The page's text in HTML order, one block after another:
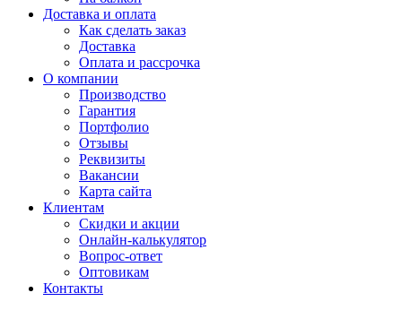
Доставка и оплата
Как сделать заказ
Доставка
Оплата и рассрочка
О компании
Производство
Гарантия
Портфолио
Отзывы
Реквизиты
Вакансии
Карта сайта
Клиентам
Скидки и акции
Онлайн-калькулятор
Вопрос-ответ
Оптовикам
Контакты